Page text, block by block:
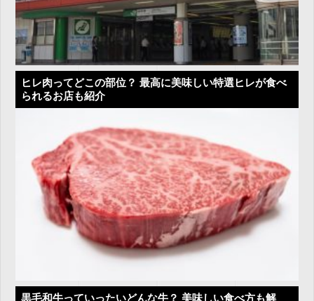
ヒレ肉ってどこの部位？ 最高に美味しい特選ヒレが食べ
られるお店も紹介
黒毛和牛っていったいどんな牛？ 美味しい食べ方も解